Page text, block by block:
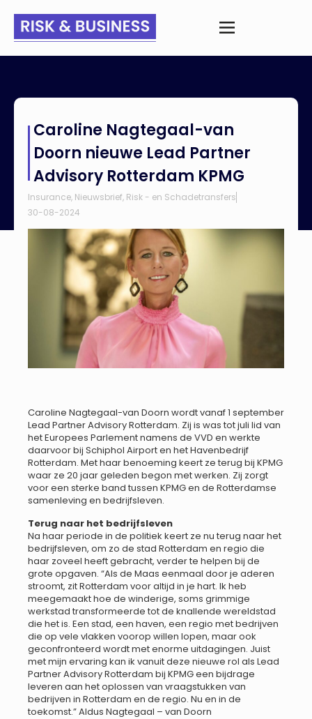
Partner Advisory Rotterdam KPMG
Caroline Nagtegaal-van
Doorn nieuwe Lead Partner
Advisory Rotterdam KPMG
Insurance, Nieuwsbrief, Risk - en Schadetransfers
30-08-2024
Caroline Nagtegaal-van Doorn wordt vanaf 1 september
Lead Partner Advisory Rotterdam. Zij is was tot juli lid van
het Europees Parlement namens de VVD en werkte
daarvoor bij Schiphol Airport en het Havenbedrijf
Rotterdam. Met haar benoeming keert ze terug bij KPMG
waar ze 20 jaar geleden begon met werken. Zij zorgt
voor een sterke band tussen KPMG en de Rotterdamse
samenleving en bedrijfsleven.
Terug naar het bedrijfsleven
Na haar periode in de politiek keert ze nu terug naar het
bedrijfsleven, om zo de stad Rotterdam en regio die
haar zoveel heeft gebracht, verder te helpen bij de
grote opgaven. “Als de Maas eenmaal door je aderen
stroomt, zit Rotterdam voor altijd in je hart. Ik heb
meegemaakt hoe de winderige, soms grimmige
werkstad transformeerde tot de knallende wereldstad
die het is. Een stad, een haven, een regio met bedrijven
die op vele vlakken voorop willen lopen, maar ook
geconfronteerd wordt met enorme uitdagingen. Juist
met mijn ervaring kan ik vanuit deze nieuwe rol als Lead
Partner Advisory Rotterdam bij KPMG een bijdrage
leveren aan het oplossen van vraagstukken van
bedrijven in Rotterdam en de regio. Nu en in de
toekomst.” Aldus Nagtegaal – van Doorn